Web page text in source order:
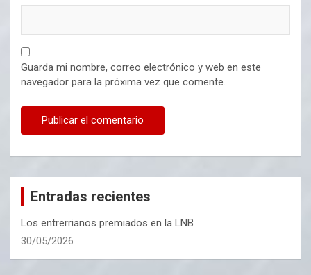
Guarda mi nombre, correo electrónico y web en este
navegador para la próxima vez que comente.
Entradas recientes
Los entrerrianos premiados en la LNB
30/05/2026